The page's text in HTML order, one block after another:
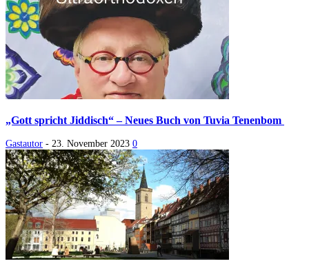
„Gott spricht Jiddisch“ – Neues Buch von Tuvia Tenenbom
Gastautor - 23. November 2023 0